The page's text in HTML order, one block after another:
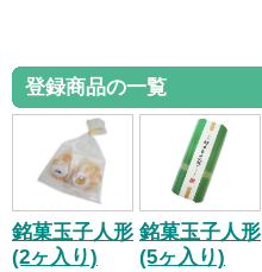
登録商品の一覧
銘菓玉子人形
(2ヶ入り)
銘菓玉子人形
(5ヶ入り)